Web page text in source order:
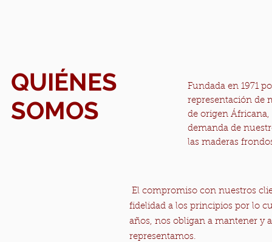
QUIÉNES
SOMOS
Fundada en 1971
representación de
de origen Áfricana,
demanda de
las maderas
El compromiso con nuestros
fidelidad a los principios por lo
años, nos obligan a mantener y
representamos.